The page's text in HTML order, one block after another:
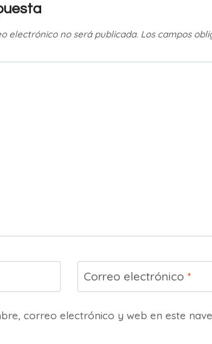
electrónico no será publicada. Los campos
Correo electrónico *
correo electrónico y web en este